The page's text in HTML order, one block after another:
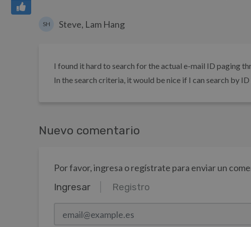
SH Steve, Lam Hang
I found it hard to search for the actual e-mail ID paging
In the search criteria, it would be nice if I can search by ID
Nuevo comentario
Por favor, ingresa o regístrate para enviar un
Ingresar Registro